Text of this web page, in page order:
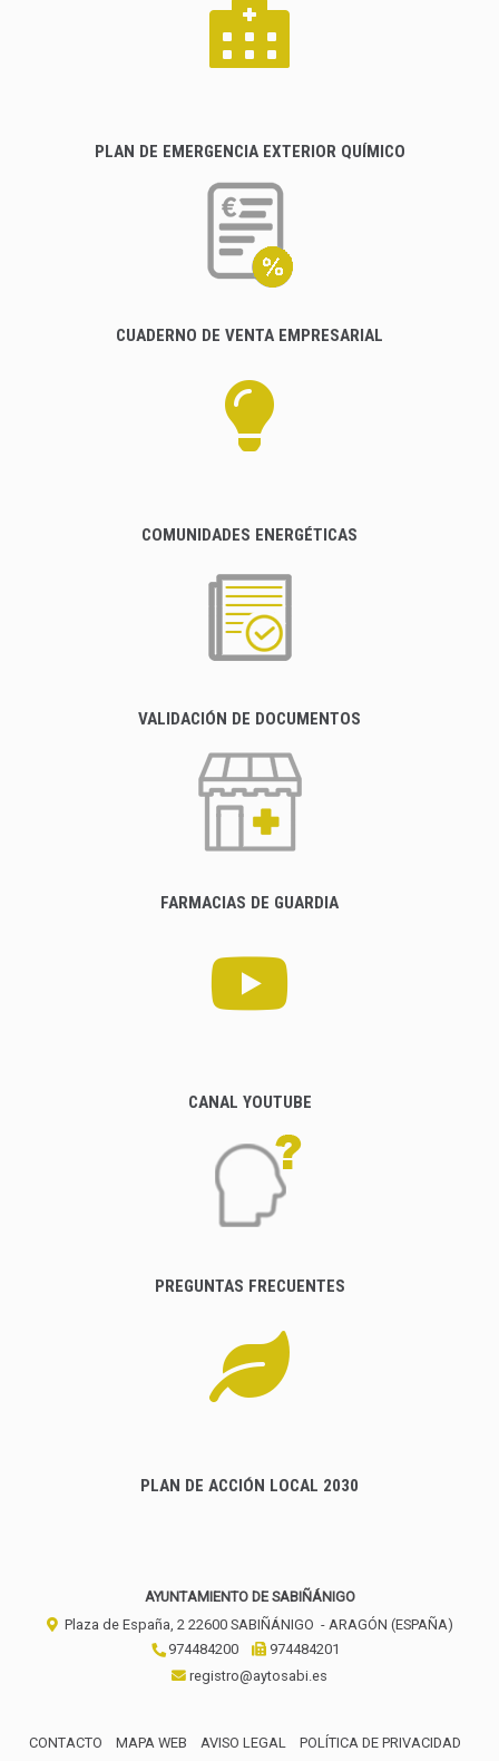
PLAN DE EMERGENCIA EXTERIOR QUÍMICO
CUADERNO DE VENTA EMPRESARIAL
COMUNIDADES ENERGÉTICAS
VALIDACIÓN DE DOCUMENTOS
FARMACIAS DE GUARDIA
CANAL YOUTUBE
PREGUNTAS FRECUENTES
PLAN DE ACCIÓN LOCAL 2030
AYUNTAMIENTO DE SABIÑÁNIGO
Plaza de España, 2 22600 SABIÑÁNIGO - ARAGÓN (ESPAÑA)
974484200
974484201
registro@aytosabi.es
CONTACTO MAPA WEB AVISO LEGAL
POLÍTICA DE PRIVACIDAD